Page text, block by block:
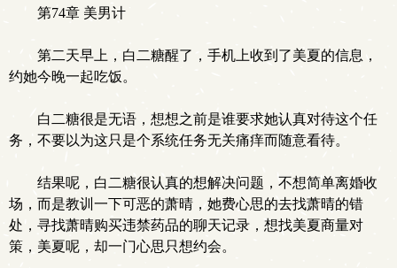
第74章 美男计
第二天早上，白二糖醒了，手机上收到了美夏的信息，
约她今晚一起吃饭。
白二糖很是无语，想想之前是谁要求她认真对待这个任
务，不要以为这只是个系统任务无关痛痒而随意看待。
结果呢，白二糖很认真的想解决问题，不想简单离婚收
场，而是教训一下可恶的萧晴，她费心思的去找萧晴的错
处，寻找萧晴购买违禁药品的聊天记录，想找美夏商量对
策，美夏呢，却一门心思只想约会。